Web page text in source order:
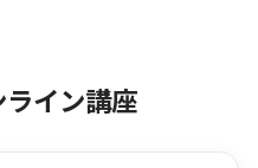
イン講座